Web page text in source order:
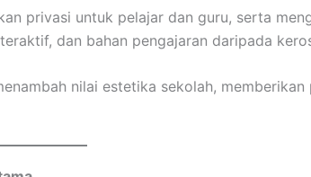
privasi untuk pelajar dan guru, serta
dan bahan pengajaran daripada
nilai estetika sekolah,